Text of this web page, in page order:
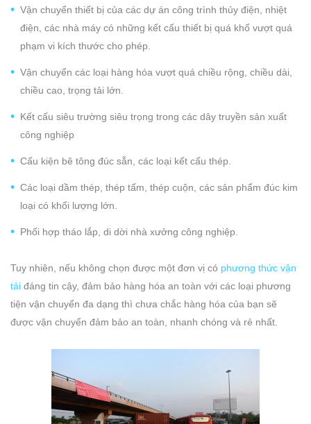
Vận chuyển thiết bị của các dự án công trình thủy điện, nhiệt
điện, các nhà máy có những kết cấu thiết bị quá khổ vượt quá
phạm vi kích thước cho phép.
Vận chuyển các loại hàng hóa vượt quá chiều rộng, chiều dài,
chiều cao, trọng tải lớn.
Kết cấu siêu trường siêu trọng trong các dây truyền sản xuất
công nghiệp
Cấu kiện bê tông đúc sẵn, các loại kết cấu thép.
Các loại dầm thép, thép tấm, thép cuộn, các sản phẩm đúc kim
loại có khối lượng lớn.
Phối hợp tháo lắp, di dời nhà xưởng công nghiệp.
Tuy nhiên, nếu không chọn được một đơn vị có phương thức vận
tải đáng tin cậy, đảm bảo hàng hóa an toàn với các loại phương
tiện vận chuyển đa dạng thì chưa chắc hàng hóa của bạn sẽ
được vận chuyển đảm bảo an toàn, nhanh chóng và rẻ nhất.